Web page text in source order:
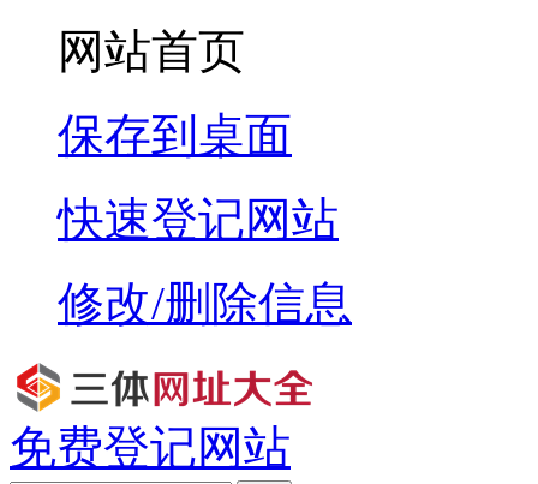
网站首页
保存到桌面
快速登记网站
修改/删除信息
免费登记网站